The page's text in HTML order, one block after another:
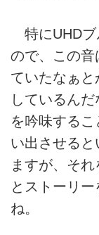
特にUHDブ
ので、この
ていたなぁ
しているん
を吟味する
い出させると
ますが、そ
とストーリ
ね。